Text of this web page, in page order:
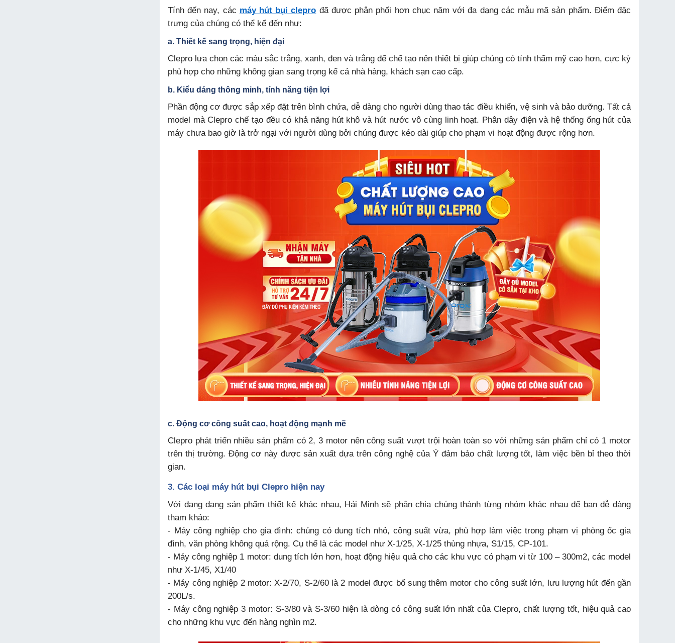
Tính đến nay, các máy hút bụi clepro đã được phân phối hơn chục năm với đa dạng các mẫu mã sản phẩm. Điểm đặc
trưng của chúng có thể kể đến như:
a. Thiết kế sang trọng, hiện đại
Clepro lựa chọn các màu sắc trắng, xanh, đen và trắng để chế tạo nên thiết bị giúp chúng có tính thẩm mỹ cao hơn, cực kỳ
phù hợp cho những không gian sang trọng kể cả nhà hàng, khách sạn cao cấp.
b. Kiểu dáng thông minh, tính năng tiện lợi
Phần động cơ được sắp xếp đặt trên bình chứa, dễ dàng cho người dùng thao tác điều khiển, vệ sinh và bảo dưỡng. Tất cả
model mà Clepro chế tạo đều có khả năng hút khô và hút nước vô cùng linh hoạt. Phân dây điện và hệ thống ổng hút của
máy chưa bao giờ là trở ngại với người dùng bởi chúng được kéo dài giúp cho phạm vi hoạt động được rộng hơn.
c. Động cơ công suất cao, hoạt động mạnh mẽ
Clepro phát triển nhiều sản phẩm có 2, 3 motor nên công suất vượt trội hoàn toàn so với những sản phẩm chỉ có 1 motor
trên thị trường. Động cơ này được sản xuất dựa trên công nghệ của Ý đảm bảo chất lượng tốt, làm việc bền bỉ theo thời
gian.
3. Các loại máy hút bụi Clepro hiện nay
Với đang dạng sản phẩm thiết kế khác nhau, Hải Minh sẽ phân chia chúng thành từng nhóm khác nhau để bạn dễ dàng
tham khảo:
- Máy công nghiệp cho gia đình: chúng có dung tích nhỏ, công suất vừa, phù hợp làm việc trong phạm vị phòng ốc gia
đình, văn phòng không quá rộng. Cụ thể là các model như X-1/25, X-1/25 thùng nhựa, S1/15, CP-101.
- Máy công nghiệp 1 motor: dung tích lớn hơn, hoạt động hiệu quả cho các khu vực có phạm vi từ 100 – 300m2, các model
như X-1/45, X1/40
- Máy công nghiệp 2 motor: X-2/70, S-2/60 là 2 model được bổ sung thêm motor cho công suất lớn, lưu lượng hút đến gần
200L/s.
- Máy công nghiệp 3 motor: S-3/80 và S-3/60 hiện là dòng có công suất lớn nhất của Clepro, chất lượng tốt, hiệu quả cao
cho những khu vực đến hàng nghìn m2.